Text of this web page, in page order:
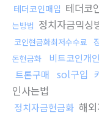
테더코인매입 테더코
는방법 정치자금믹싱
코인현금화최저수수료
돈현금화
비트코인개
트론구매 sol구입
인사는법
정치자금현금화 해